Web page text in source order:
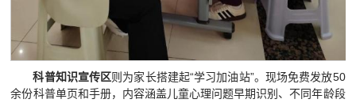
科普知识宣传区则为家长搭建起“学习加油站”。现场免费发放50
余份科普单页和手册，内容涵盖儿童心理问题早期识别、不同年龄段